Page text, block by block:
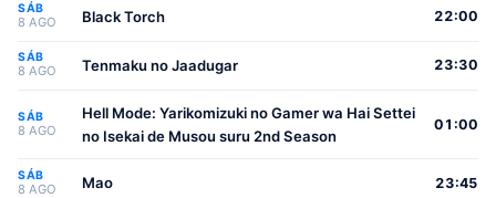
SÁB
8 AGO Black Torch 22:00
SÁB
8 AGO Tenmaku no Jaadugar 23:30
SÁB
8 AGO
Hell Mode: Yarikomizuki no Gamer wa Hai Settei
no Isekai de Musou suru 2nd Season
01:00
SÁB
8 AGO Mao 23:45